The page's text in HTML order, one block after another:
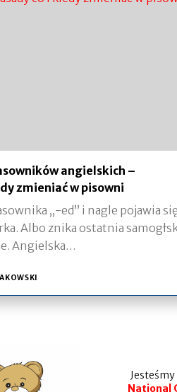
angielskich –
zmieniać w pisowni
„-ed” i nagle pojawia się
Albo znika ostatnia
Angielska…
Jesteśmy
National